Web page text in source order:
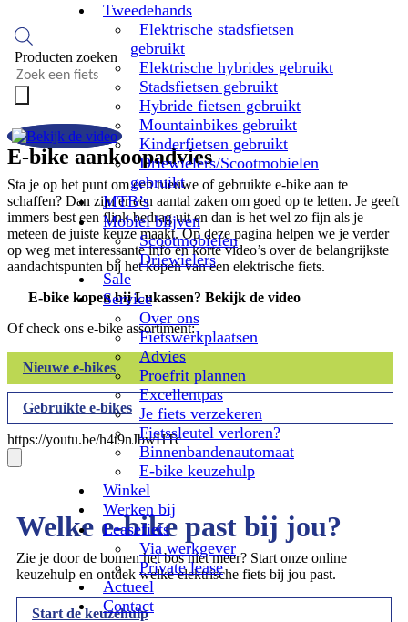
Producten zoeken
Tweedehands
Elektrische stadsfietsen
gebruikt
Elektrische hybrides gebruikt
Stadsfietsen gebruikt
Hybride fietsen gebruikt
Mountainbikes gebruikt
Kinderfietsen gebruikt
Driewielers/Scootmobielen
gebruikt
MTB’s
Mobiel blijven
Scootmobielen
Driewielers
Sale
Service
Over ons
Fietswerkplaatsen
Advies
Proefrit plannen
Excellentpas
Je fiets verzekeren
Fietssleutel verloren?
Binnenbandenautomaat
E-bike keuzehulp
Winkel
Werken bij
Leasefiets
Via werkgever
Private lease
Actueel
Contact
E-bike aankoopadvies
Sta je op het punt om een nieuwe of gebruikte e-bike aan te
schaffen? Dan zijn er een aantal zaken om goed op te letten. Je geeft
immers best een flink bedrag uit en dan is het wel zo fijn als je
meteen de juiste keuze maakt. Op deze pagina helpen we je verder
op weg met interessante info en korte video’s over de belangrijkste
aandachtspunten bij het kopen van een elektrische fiets.
E-bike kopen bij Lukassen? Bekijk de video
Of check ons e-bike assortiment:
Nieuwe e-bikes
Gebruikte e-bikes
https://youtu.be/h4t9nJbwHTc
Welke e-bike past bij jou?
Zie je door de bomen het bos niet meer? Start onze online
keuzehulp en ontdek welke elektrische fiets bij jou past.
Start de keuzehulp